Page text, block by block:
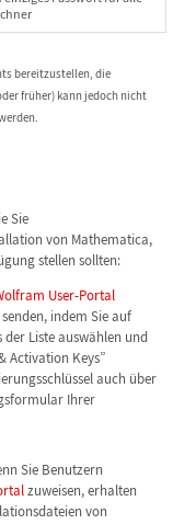
bereitzustellen, die
früher) kann jedoch nicht
Sie
von Mathematica,
stellen sollten:
User-Portal
indem Sie auf
der Liste auswählen und
Activation Keys”
auch über
Ihrer
Sie Benutzern
zuweisen, erhalten
von